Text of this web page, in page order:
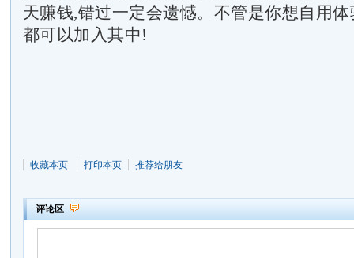
天赚钱,错过一定会遗憾。不管是你想自用
都可以加入其中!
收藏本页 打印本页 推荐给朋友
评论区